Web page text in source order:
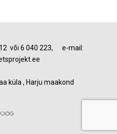
või 6 040 223, e-mail:
küla , Harju maakond